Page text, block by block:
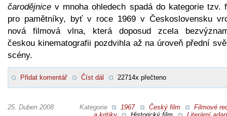
čarodějnice v mnoha ohledech spadá do kategorie tzv.
pro pamětníky, byť v roce 1969 v Československu
nová filmová vlna, která doposud zcela
českou kinematografii pozdvihla až na úroveň přední
scény.
Přidat komentář Číst dál 22714x přečteno
Kategorie 1967 Český film
Filmové
a kritiky
Historický film Literární
25. Duben 2008